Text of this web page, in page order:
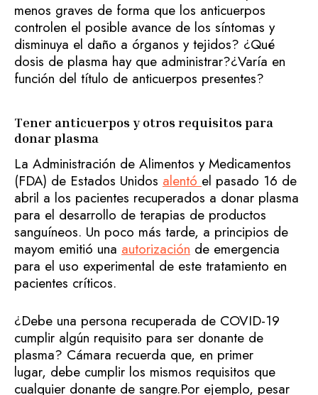
menos graves de forma que los anticuerpos
controlen el posible avance de los síntomas y
disminuya el daño a órganos y tejidos? ¿Qué
dosis de plasma hay que administrar?¿Varía en
función del título de anticuerpos presentes?
Tener anticuerpos y otros requisitos para
donar plasma
La Administración de Alimentos y Medicamentos
(FDA) de Estados Unidos alentó el pasado 16 de
abril a los pacientes recuperados a donar plasma
para el desarrollo de terapias de productos
sanguíneos. Un poco más tarde, a principios de
mayom emitió una autorización de emergencia
para el uso experimental de este tratamiento en
pacientes críticos.
¿Debe una persona recuperada de COVID-19
cumplir algún requisito para ser donante de
plasma? Cámara recuerda que, en primer
lugar, debe cumplir los mismos requisitos que
cualquier donante de sangre.Por ejemplo, pesar